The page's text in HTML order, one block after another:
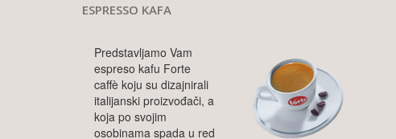
ESPRESSO KAFA
Predstavljamo Vam
espreso kafu Forte
caffè koju su dizajnirali
italijanski proizvođači, a
koja po svojim
osobinama spada u red